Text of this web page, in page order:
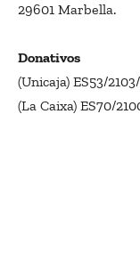
29601 Marbella.
Donativos
(Unicaja) ES53/
(La Caixa) ES70/